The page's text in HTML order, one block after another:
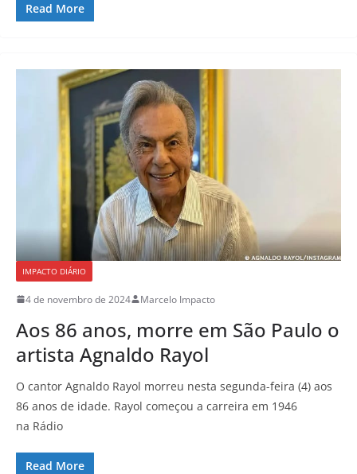
Read More
IMPACTO DIÁRIO
4 de novembro de 2024 Marcelo Impacto
Aos 86 anos, morre em São Paulo o
artista Agnaldo Rayol
O cantor Agnaldo Rayol morreu nesta segunda-feira (4) aos
86 anos de idade. Rayol começou a carreira em 1946
na Rádio
Read More